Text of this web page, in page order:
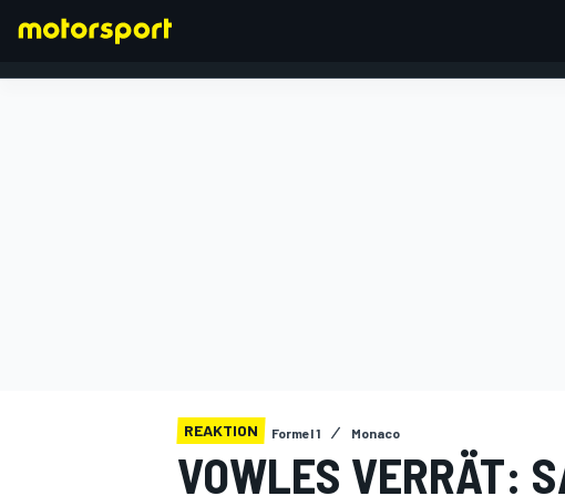
REAKTION Formel 1 Monaco
VOWLES VERRÄT: